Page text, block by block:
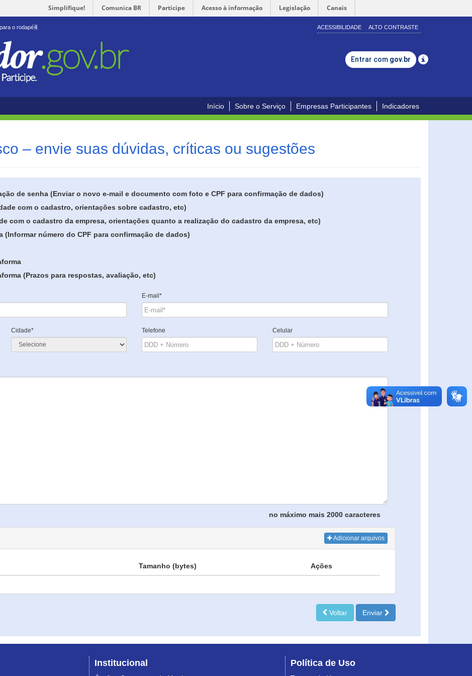
Simplifique! Comunica BR Participe Acesso à informação Legislação Canais
o rodapé4 ACESSIBILIDADE ALTO CONTRASTE
Entrar com gov.br
Início Sobre o Serviço Empresas Participantes Indicadores
– envie suas dúvidas, críticas ou sugestões
de senha (Enviar o novo e-mail e documento com foto e CPF para confirmação de dados)
com o cadastro, orientações sobre cadastro, etc)
com o cadastro da empresa, orientações quanto a realização do cadastro da empresa, etc)
(Informar número do CPF para confirmação de dados)
(Prazos para respostas, avaliação, etc)
E-mail*
Cidade* Telefone Celular
no máximo mais 2000 caracteres
Adicionar arquivos
Tamanho (bytes) Ações
Voltar Enviar
Institucional Política de Uso